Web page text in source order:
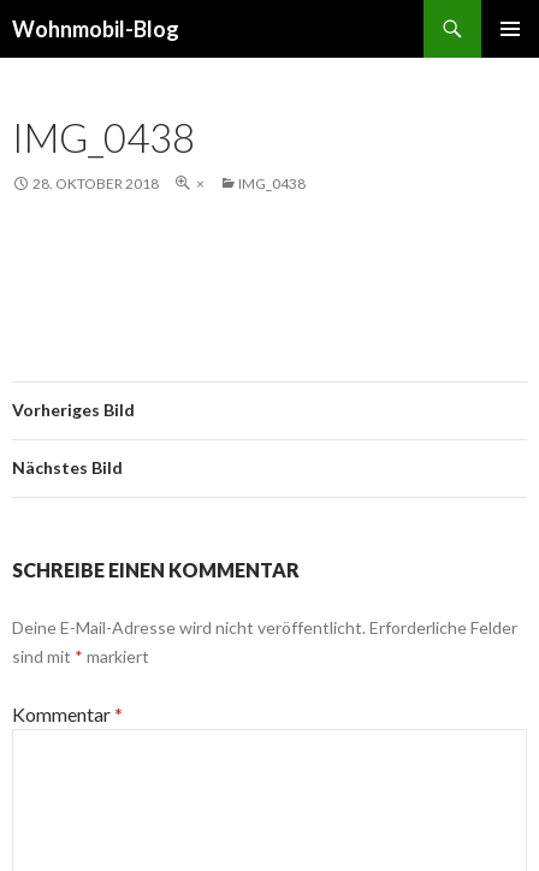
Wohnmobil-Blog
IMG_0438
28. OKTOBER 2018 × IMG_0438
Vorheriges Bild
Nächstes Bild
SCHREIBE EINEN KOMMENTAR
Deine E-Mail-Adresse wird nicht veröffentlicht. Erforderliche Felder
sind mit * markiert
Kommentar*